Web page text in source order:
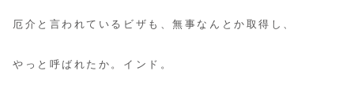
厄介と言われているビザも、無事なんとか取得し、
やっと呼ばれたか。インド。